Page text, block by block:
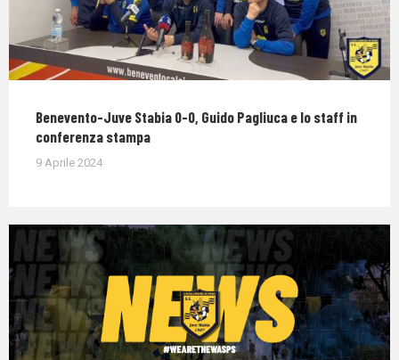
Benevento-Juve Stabia 0-0, Guido Pagliuca e lo staff in
conferenza stampa
9 Aprile 2024